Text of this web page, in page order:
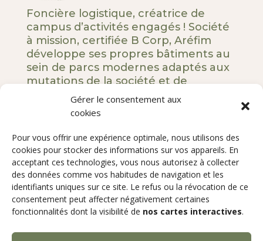
Gérer le consentement aux
cookies
Pour vous offrir une expérience optimale, nous utilisons des
cookies pour stocker des informations sur vos appareils. En
acceptant ces technologies, vous nous autorisez à collecter
des données comme vos habitudes de navigation et les
identifiants uniques sur ce site. Le refus ou la révocation de ce
consentement peut affecter négativement certaines
fonctionnalités dont la visibilité de nos cartes interactives.
Foncière logistique, créatrice de
campus d’activités engagés ! Société
à mission, certifiée B Corp, Aréfim
développe ses propres bâtiments au
sein de parcs modernes adaptés aux
mutations de la société et de
l’entreprise.
5 rue Royale – 75008 Paris
Notre ADN
Nos engagements
Nos développements
Qui sommes-nous ?
Contact
Copyright©2024 AREFIM